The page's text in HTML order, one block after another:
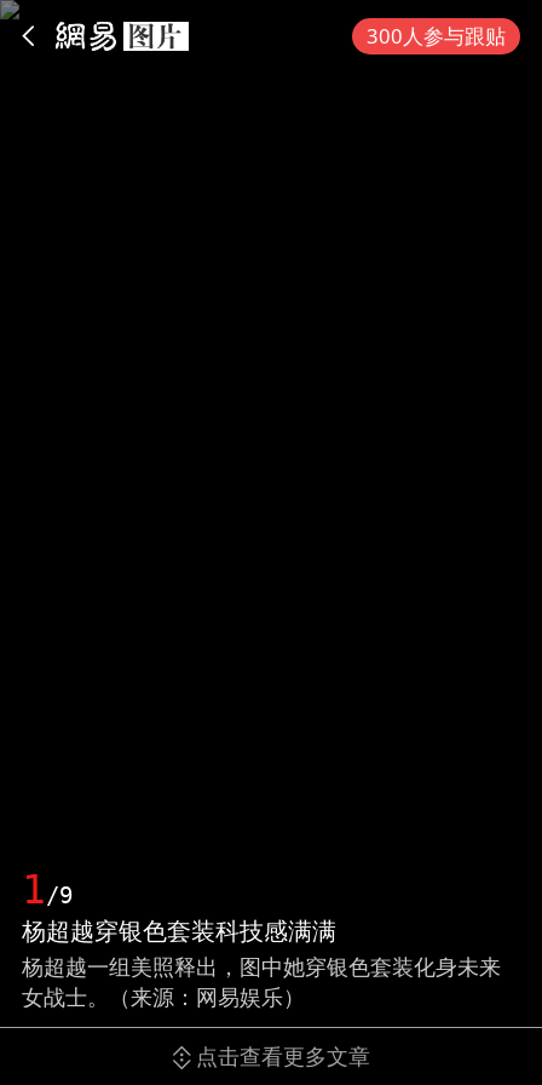
300人参与跟贴
1/9
杨超越穿银色套装科技感满满
杨超越一组美照释出，图中她穿银色套装化身未来
女战士。（来源：网易娱乐）
点击查看更多文章
App内打开